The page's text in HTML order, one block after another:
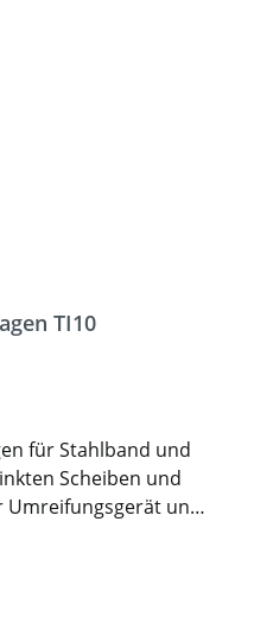
TI10
für Stahlband und
Scheiben und
Umreifungsgerät und